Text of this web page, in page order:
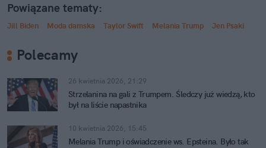
Powiązane tematy:
Jill Biden Moda damska Taylor Swift Melania Trump Jen Psaki
Polecamy
26 kwietnia 2026, 21:29
Strzelanina na gali z Trumpem. Śledczy już wiedzą, kto
był na liście napastnika
10 kwietnia 2026, 15:45
Melania Trump i oświadczenie ws. Epsteina. Było tak